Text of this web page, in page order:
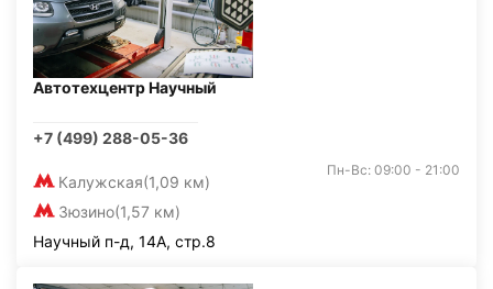
Автотехцентр Научный
+7 (499) 288-05-36
Калужская(1,09 км)
Зюзино(1,57 км)
Пн-Вс: 09:00 - 21:00
Научный п-д, 14А, стр.8